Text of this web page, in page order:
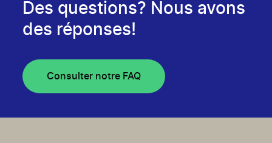
Des questions? Nous avons
des réponses!
Consulter notre FAQ